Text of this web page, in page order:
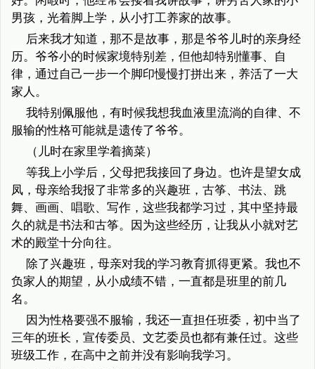
男孩，光着脚上学，从小打工养家的故事。
后来我才知道，那不是故事，那是爷爷儿时的亲身经
历。爷爷小的时候家境特别差，但他却特别懂事、自
律，通过自己一步一个脚印慢慢打拼出来，养活了一大
家人。
我特别佩服他，有时候我想我血液里流淌的自律、不
服输的性格可能就是遗传了爷爷。
（儿时在家里学着摘菜）
等我上小学后，父母把我接回了身边。也许是望女成
凤，母亲给我报了非常多的兴趣班，古筝、书法、跳
舞、画画、唱歌、写作，这些我都学习过，其中坚持最
久的就是书法和古筝。因为这些经历，让我从小就对艺
术的殿堂十分向往。
除了兴趣班，母亲对我的学习教育抓得更紧。我也不
负家人的期望，从小成绩不错，一直都是班里的前几
名。
因为性格要强不服输，我还一直担任班委，初中当了
三年的班长，宣传委员、文艺委员也都有兼任过。这些
班级工作，在高中之前并没有影响我学习。